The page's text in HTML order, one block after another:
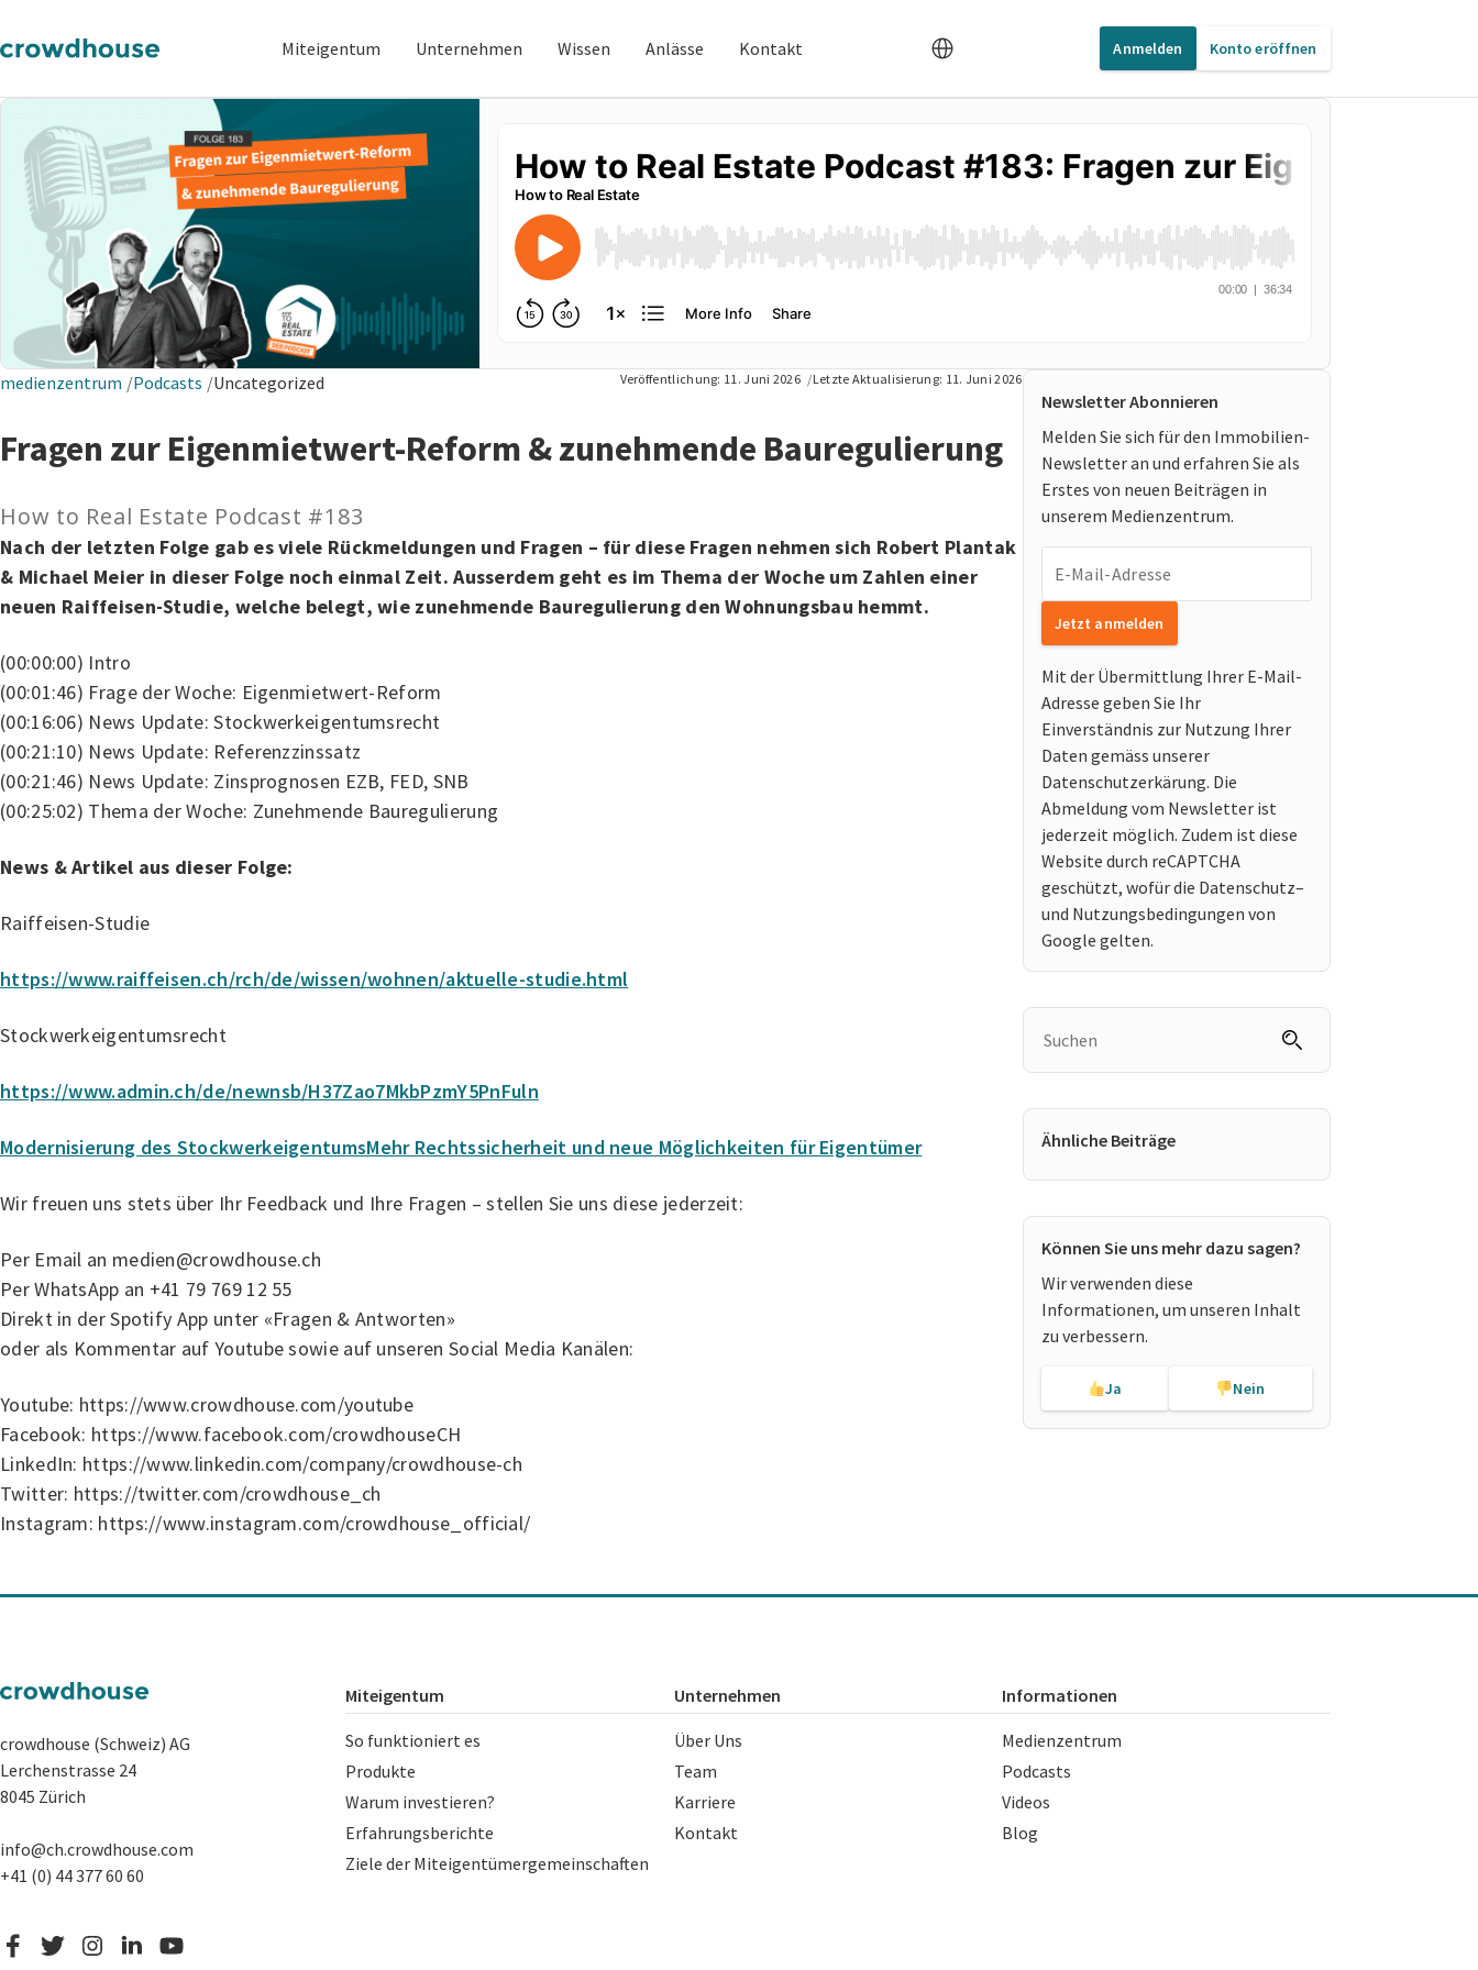
Miteigentum Unternehmen Wissen Anlässe Kontakt Anmelden Konto eröffnen
medienzentrum Podcasts Uncategorized Veröffentlichung: 11. Juni 2026 Letzte Aktualisierung: 11. Juni 2026
Fragen zur Eigenmietwert-Reform & zunehmende Bauregulierung
How to Real Estate Podcast #183
Nach der letzten Folge gab es viele Rückmeldungen und Fragen – für diese Fragen nehmen sich Robert Plantak
& Michael Meier in dieser Folge noch einmal Zeit. Ausserdem geht es im Thema der Woche um Zahlen einer
neuen Raiffeisen-Studie, welche belegt, wie zunehmende Bauregulierung den Wohnungsbau hemmt.
(00:00:00) Intro
(00:01:46) Frage der Woche: Eigenmietwert-Reform
(00:16:06) News Update: Stockwerkeigentumsrecht
(00:21:10) News Update: Referenzzinssatz
(00:21:46) News Update: Zinsprognosen EZB, FED, SNB
(00:25:02) Thema der Woche: Zunehmende Bauregulierung
News & Artikel aus dieser Folge:
Raiffeisen-Studie
https://www.raiffeisen.ch/rch/de/wissen/wohnen/aktuelle-studie.html
Stockwerkeigentumsrecht
https://www.admin.ch/de/newnsb/H37Zao7MkbPzmY5PnFuln
Modernisierung des StockwerkeigentumsMehr Rechtssicherheit und neue Möglichkeiten für Eigentümer
Wir freuen uns stets über Ihr Feedback und Ihre Fragen – stellen Sie uns diese jederzeit:
Per Email an medien@crowdhouse.ch
Per WhatsApp an +41 79 769 12 55
Direkt in der Spotify App unter «Fragen & Antworten»
oder als Kommentar auf Youtube sowie auf unseren Social Media Kanälen:
Youtube: https://www.crowdhouse.com/youtube
Facebook: https://www.facebook.com/crowdhouseCH
LinkedIn: https://www.linkedin.com/company/crowdhouse-ch
Twitter: https://twitter.com/crowdhouse_ch
Instagram: https://www.instagram.com/crowdhouse_official/
Newsletter Abonnieren
Melden Sie sich für den Immobilien-
Newsletter an und erfahren Sie als
Erstes von neuen Beiträgen in
unserem Medienzentrum.
E-Mail-Adresse
Jetzt anmelden
Mit der Übermittlung Ihrer E-Mail-
Adresse geben Sie Ihr
Einverständnis zur Nutzung Ihrer
Daten gemäss unserer
Datenschutzerkärung. Die
Abmeldung vom Newsletter ist
jederzeit möglich. Zudem ist diese
Website durch reCAPTCHA
geschützt, wofür die Datenschutz–
und Nutzungsbedingungen von
Google gelten.
Ähnliche Beiträge
Können Sie uns mehr dazu sagen?
Wir verwenden diese
Informationen, um unseren Inhalt
zu verbessern.
Ja Nein
crowdhouse (Schweiz) AG
Lerchenstrasse 24
8045 Zürich
info@ch.crowdhouse.com
+41 (0) 44 377 60 60
Miteigentum
So funktioniert es
Produkte
Warum investieren?
Erfahrungsberichte
Ziele der Miteigentümergemeinschaften
Unternehmen
Über Uns
Team
Karriere
Kontakt
Informationen
Medienzentrum
Podcasts
Videos
Blog